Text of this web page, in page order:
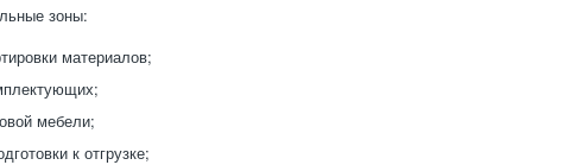
зоны:
материалов;
мебели;
к отгрузке;